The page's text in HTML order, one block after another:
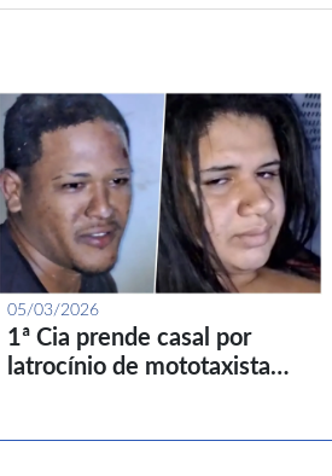
05/03/2026
1ª Cia prende casal por
latrocínio de mototaxista…